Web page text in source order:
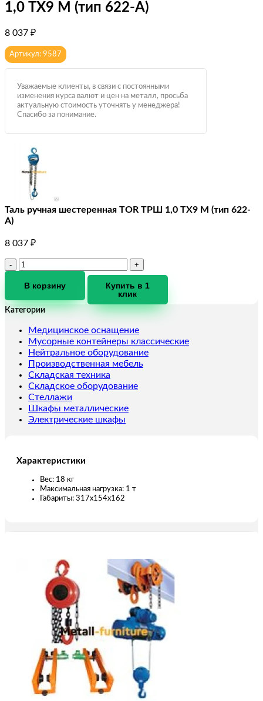
1,0 ТХ9 М (тип 622-A)
8 037 ₽
Артикул: 9587
Уважаемые клиенты, в связи с постоянными
изменения курса валют и цен на металл, просьба
актуальную стоимость уточнять у менеджера!
Спасибо за понимание.
Таль ручная шестеренная TOR ТРШ 1,0 ТХ9 М (тип 622-
A)
8 037 ₽
Количество
Таль
шестеренная
ТРШ
1,0
ТХ9
М
(тип
622-
A)
В корзину
Купить в 1
клик
Категории
Медицинское оснащение
Мусорные контейнеры классические
Нейтральное оборудование
Производственная мебель
Складская техника
Складское оборудование
Стеллажи
Шкафы металлические
Электрические шкафы
Характеристики
Вес: 18 кг
Максимальная нагрузка: 1 т
Габариты: 317х154х162